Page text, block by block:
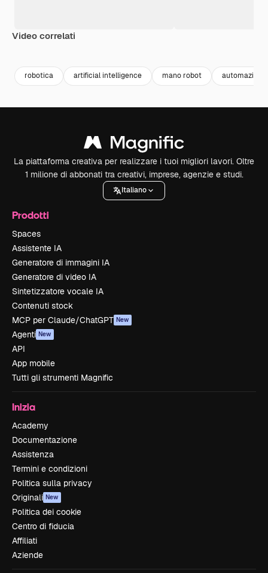
Video correlati
robotica artificial intelligence mano robot automazione
La piattaforma creativa per realizzare i tuoi migliori lavori. Oltre
1 milione di abbonati tra creativi, imprese, agenzie e studi.
Italiano
Prodotti
Spaces
Assistente IA
Generatore di immagini IA
Generatore di video IA
Sintetizzatore vocale IA
Contenuti stock
MCP per Claude/ChatGPT New
Agenti New
API
App mobile
Tutti gli strumenti Magnific
Inizia
Academy
Documentazione
Assistenza
Termini e condizioni
Politica sulla privacy
Originali New
Politica dei cookie
Centro di fiducia
Affiliati
Aziende